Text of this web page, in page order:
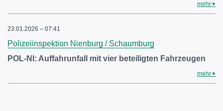
mehr
23.01.2026 – 07:41
Polizeiinspektion Nienburg / Schaumburg
POL-NI: Auffahrunfall mit vier beteiligten Fahrzeugen
mehr